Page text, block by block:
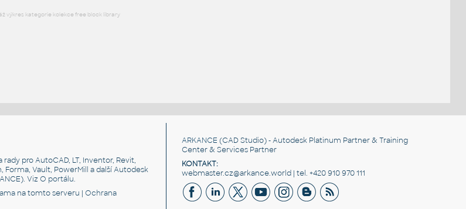
výkres kategorie kolekce free block library
pro AutoCAD, LT, Inventor, Revit,
Forma, Vault, PowerMill a další Autodesk
VizO portálu.
na tomto serveru |Ochrana
ARKANCE (CAD Studio) - Autodesk Platinum Partner & Training
Center & Services Partner
KONTAKT:
webmaster.cz@arkance.world | tel. +420 910 970 111